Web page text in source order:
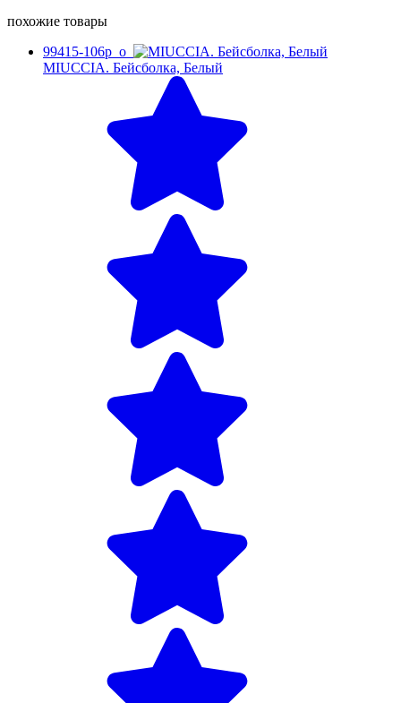
похожие товары
99415-106p_o
MIUCCIA. Бейсболка, Белый